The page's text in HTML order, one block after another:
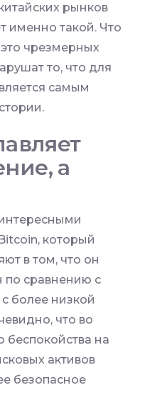
рынков
именно такой. Что
это чрезмерных
то, что для
самым
а
который
в том, что он
по сравнению с
более низкой
что во
на
активов
безопасное